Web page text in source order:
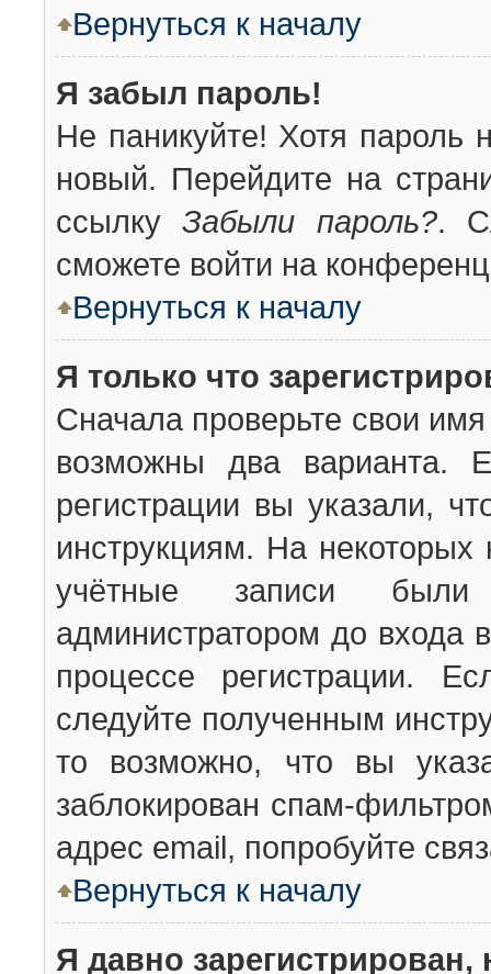
Вернуться к началу
Я забыл пароль!
Не паникуйте! Хотя пароль
новый. Перейдите на
ссылкуЗабыли пароль?.
сможете войти на
Вернуться к началу
Я только что
Сначала проверьте свои
возможны два варианта.
регистрации вы указали,
инструкциям. На
учётные записи были
администратором до входа
процессе регистрации.
следуйте полученным
то возможно, что вы
заблокирован спам-
адрес email, попробуйте
Вернуться к началу
Я давно